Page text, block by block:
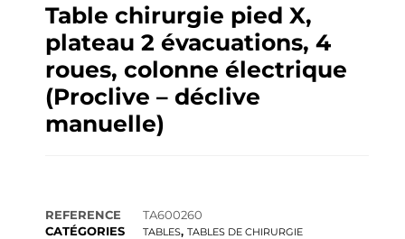
Table chirurgie pied X,
plateau 2 évacuations, 4
roues, colonne électrique
(Proclive – déclive
manuelle)
REFERENCE
TA600260
CATÉGORIES
TABLES, TABLES DE CHIRURGIE